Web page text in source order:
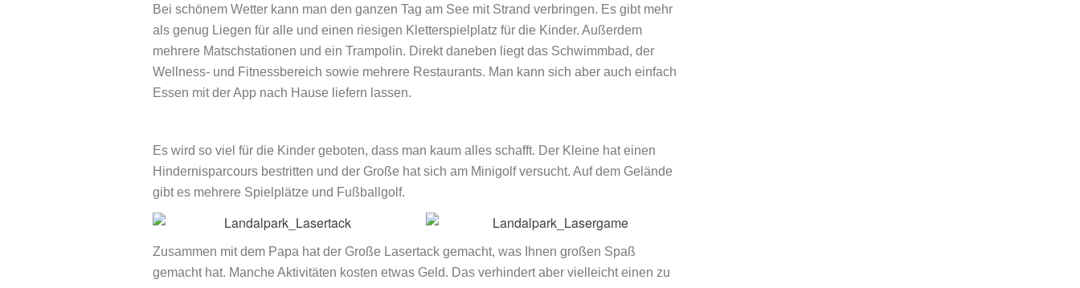
Bei schönem Wetter kann man den ganzen Tag am See mit Strand verbringen. Es gibt mehr
als genug Liegen für alle und einen riesigen Kletterspielplatz für die Kinder. Außerdem
mehrere Matschstationen und ein Trampolin. Direkt daneben liegt das Schwimmbad, der
Wellness- und Fitnessbereich sowie mehrere Restaurants. Man kann sich aber auch einfach
Essen mit der App nach Hause liefern lassen.
Es wird so viel für die Kinder geboten, dass man kaum alles schafft. Der Kleine hat einen
Hindernisparcours bestritten und der Große hat sich am Minigolf versucht. Auf dem Gelände
gibt es mehrere Spielplätze und Fußballgolf.
Zusammen mit dem Papa hat der Große Lasertack gemacht, was Ihnen großen Spaß
gemacht hat. Manche Aktivitäten kosten etwas Geld. Das verhindert aber vielleicht einen zu